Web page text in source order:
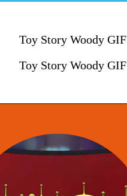
Toy Story Woody GIF
Toy Story Woody GIF